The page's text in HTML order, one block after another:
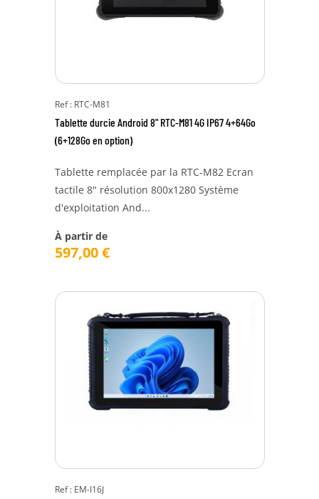
Ref : RTC-M81
Tablette durcie Android 8" RTC-M81 4G IP67 4+64Go
(6+128Go en option)
Tablette remplacée par la RTC-M82 Ecran
tactile 8" résolution 800x1280 Système
d'exploitation And...
À partir de
597,00€
Ref : EM-I16J